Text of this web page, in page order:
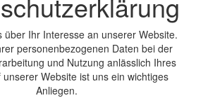
über Ihr Interesse an unserer Website.
personenbezogenen Daten bei der
und Nutzung anlässlich Ihres
unserer Website ist uns ein wichtiges
Anliegen.